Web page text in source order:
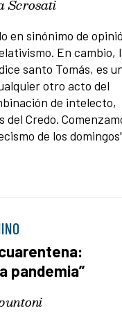
Scrosati
en sinónimo de
En cambio,
santo Tomás, es
otro acto del
de intelecto,
Credo.
de los
pandemia”